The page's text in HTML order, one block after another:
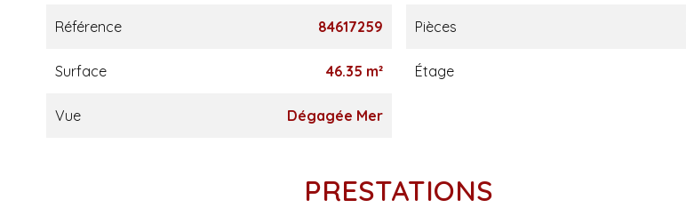
Référence 84617259 Pièces
Surface 46.35 m² Étage
Vue Dégagée Mer
PRESTATIONS